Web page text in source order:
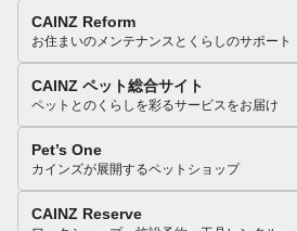
CAINZ Reform
お住まいのメンテナンスとくらしのサポート
CAINZ ペット総合サイト
ペットとのくらしを彩るサービスをお届け
Pet’s One
カインズが展開するペットショップ
CAINZ Reserve